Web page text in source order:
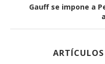
Gauff se impone a